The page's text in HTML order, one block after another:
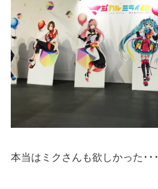
本当はミクさんも欲しかった･･･